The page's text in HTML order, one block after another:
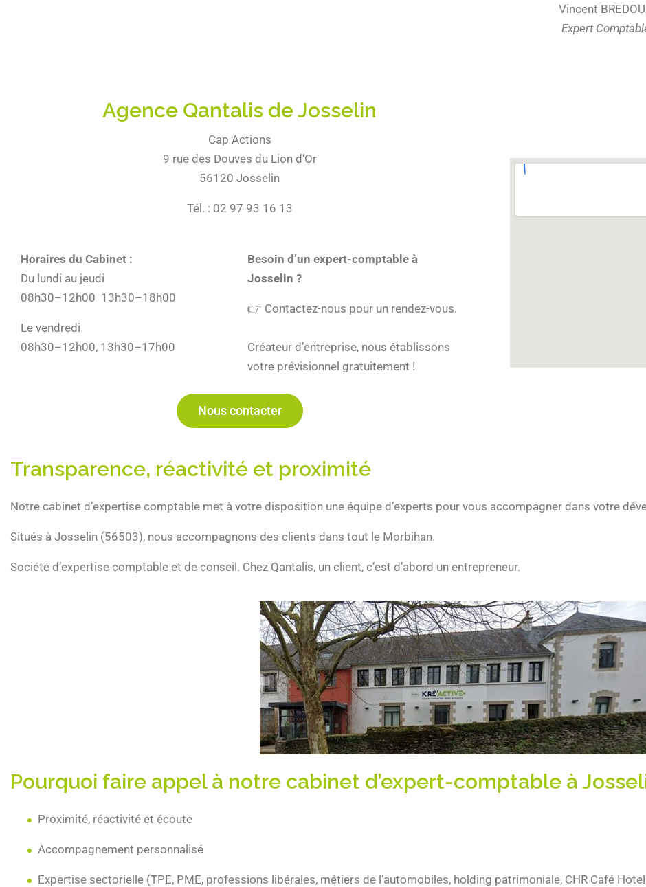
Vincent
Expert
Agence Qantalis de Josselin
Cap Actions
9 rue des Douves du Lion d’Or
56120 Josselin
Tél. : 02 97 93 16 13
Horaires du Cabinet :
Du lundi au jeudi
08h30–12h00 13h30–18h00
Le vendredi
08h30–12h00, 13h30–17h00
Besoin d’un expert-comptable à
Josselin ?
👉 Contactez-nous pour un rendez-vous.
Créateur d’entreprise, nous établissons
votre prévisionnel gratuitement !
Nous contacter
Transparence, réactivité et proximité
Notre cabinet d’expertise comptable met à votre disposition une équipe d’experts pour vous accompagner dans votre
Situés à Josselin (56503), nous accompagnons des clients dans tout le Morbihan.
Société d’expertise comptable et de conseil. Chez Qantalis, un client, c’est d’abord un entrepreneur.
Pourquoi faire appel à notre cabinet d’expert-comptable à
Proximité, réactivité et écoute
Accompagnement personnalisé
Expertise sectorielle (TPE, PME, professions libérales, métiers de l’automobiles, holding patrimoniale, CHR Café